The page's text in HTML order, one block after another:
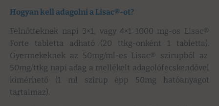
Hogyan kell adagolni a Lisac®-ot?
Felnőtteknek napi 3×1, vagy 4×1 1000 mg-os Lisac®
Forte tabletta adható (20 ttkg-onként 1 tabletta).
Gyermekeknek az 50mg/ml-es Lisac® szirupból az
50mg/ttkg napi adag a mellékelt adagolófecskendővel
kimérhető (1 ml szirup épp 50mg hatóanyagot
tartalmaz).